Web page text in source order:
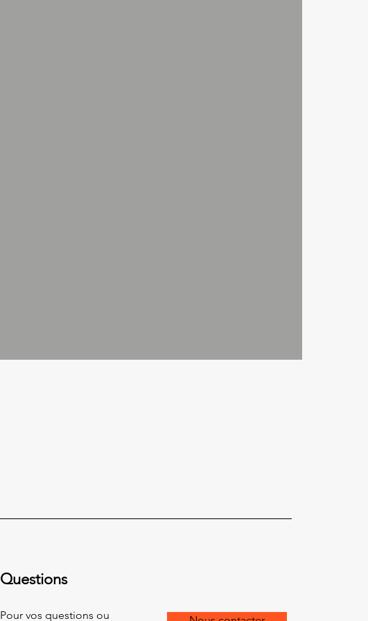
Questions
Pour vos questions ou